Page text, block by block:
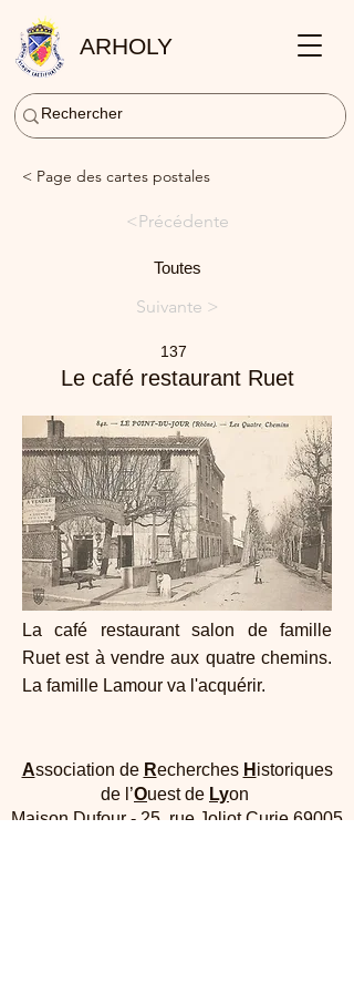
ARHOLY
< Page des cartes postales
<Précédente
Toutes
Suivante >
137
Le café restaurant Ruet
La café restaurant salon de famille
Ruet est à vendre aux quatre chemins.
La famille Lamour va l'acquérir.
Association de Recherches H istoriques
de l’Ouest de Lyon
Maison Dufour - 25, rue Joliot Curie 69005